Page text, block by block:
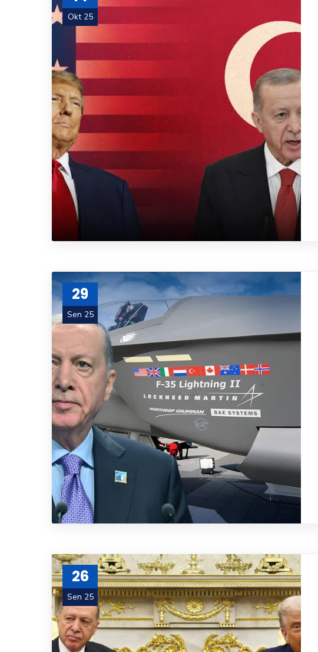
Okt 25
29
Sen 25
26
Sen 25